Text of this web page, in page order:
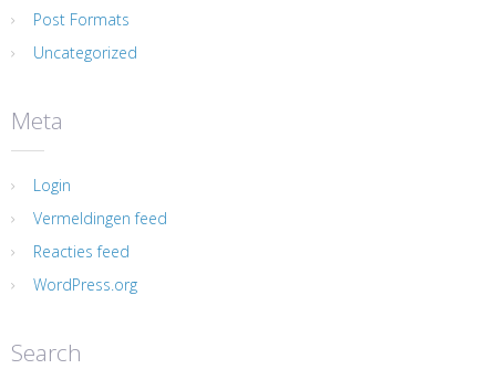
Post Formats
Uncategorized
Meta
Login
Vermeldingen feed
Reacties feed
WordPress.org
Search